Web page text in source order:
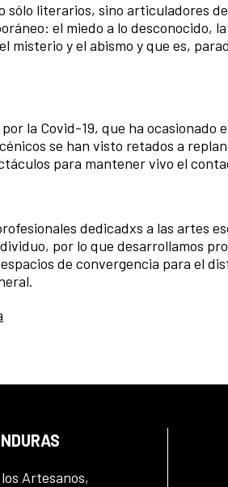
sólo literarios, sino articuladores
el miedo a lo desconocido,
misterio y el abismo y que es,
la Covid-19, que ha ocasionado
se han visto retados a
para mantener vivo el
dedicadxs a las artes
por lo que desarrollamos
de convergencia para el
Artesanos,